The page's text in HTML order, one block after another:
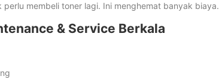
perlu membeli toner lagi. Ini menghemat banyak biaya.
& Service Berkala